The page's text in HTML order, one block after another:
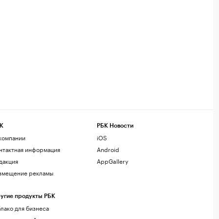
информация
рекламы
продукты РБК
для бизнеса
РБК Новости
iOS
Android
AppGallery